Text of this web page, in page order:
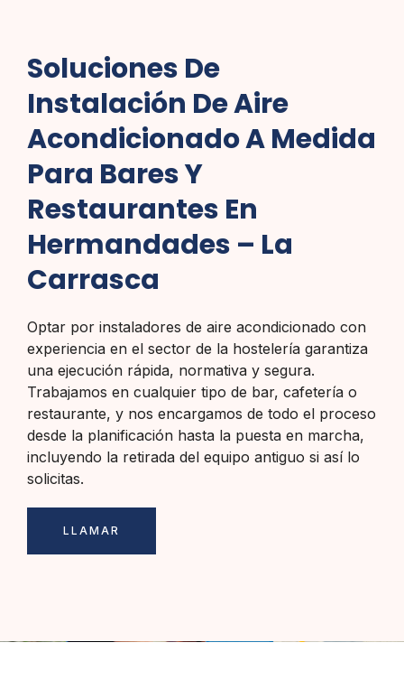
Soluciones De
Instalación De Aire
Acondicionado A Medida
Para Bares Y
Restaurantes En
Hermandades – La
Carrasca
Optar por instaladores de aire acondicionado con
experiencia en el sector de la hostelería garantiza
una ejecución rápida, normativa y segura.
Trabajamos en cualquier tipo de bar, cafetería o
restaurante, y nos encargamos de todo el proceso
desde la planificación hasta la puesta en marcha,
incluyendo la retirada del equipo antiguo si así lo
solicitas.
LLAMAR